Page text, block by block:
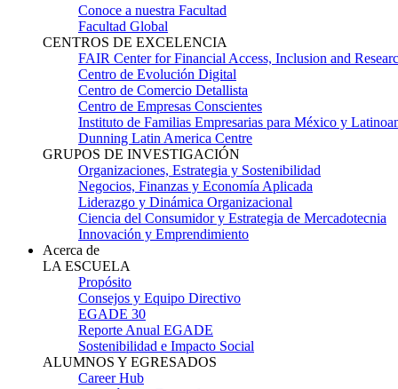
Conoce a nuestra Facultad
Facultad Global
CENTROS DE EXCELENCIA
FAIR Center for Financial Access, Inclusion and
Centro de Evolución Digital
Centro de Comercio Detallista
Centro de Empresas Conscientes
Instituto de Familias Empresarias para México y
Dunning Latin America Centre
GRUPOS DE INVESTIGACIÓN
Organizaciones, Estrategia y Sostenibilidad
Negocios, Finanzas y Economía Aplicada
Liderazgo y Dinámica Organizacional
Ciencia del Consumidor y Estrategia de Mercadotecnia
Innovación y Emprendimiento
Acerca de
LA ESCUELA
Propósito
Consejos y Equipo Directivo
EGADE 30
Reporte Anual EGADE
Sostenibilidad e Impacto Social
ALUMNOS Y EGRESADOS
Career Hub